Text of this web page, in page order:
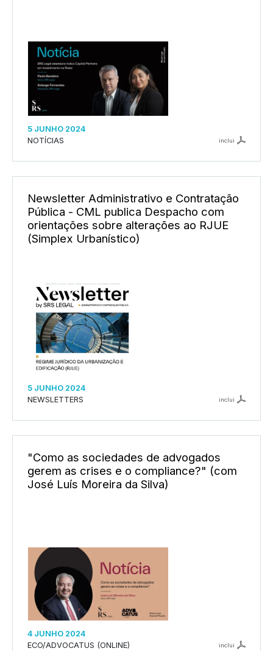
5 JUNHO 2024
NOTÍCIAS
inclui
Newsletter Administrativo e Contratação
Pública - CML publica Despacho com
orientações sobre alterações ao RJUE
(Simplex Urbanístico)
5 JUNHO 2024
NEWSLETTERS
inclui
"Como as sociedades de advogados
gerem as crises e o compliance?" (com
José Luís Moreira da Silva)
4 JUNHO 2024
ECO/ADVOCATUS (ONLINE)
inclui